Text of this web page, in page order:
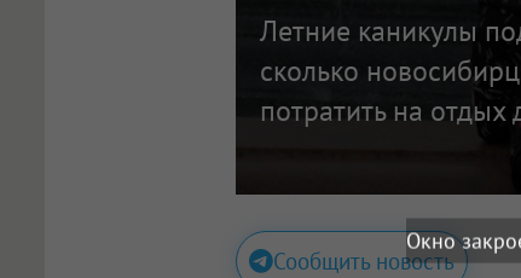
Летние каникулы
сколько
потратить на отдых
Сообщить новость
Окно